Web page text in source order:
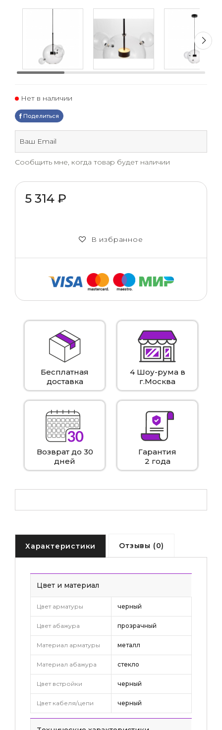
Нет в наличии
Поделиться
Сообщить мне, когда товар будет наличии
5 314 ₽
В избранное
Бесплатная
доставка
4 Шоу-рума в
г.Москва
Возврат до 30
дней
Гарантия
2 года
Характеристики Отзывы (0)
Цвет и материал
Цвет арматуры черный
Цвет абажура прозрачный
Материал арматуры металл
Материал абажура стекло
Цвет встройки черный
Цвет кабеля/цепи черный